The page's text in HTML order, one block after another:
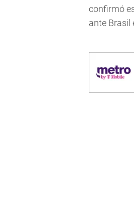
confirmó
ante Brasil